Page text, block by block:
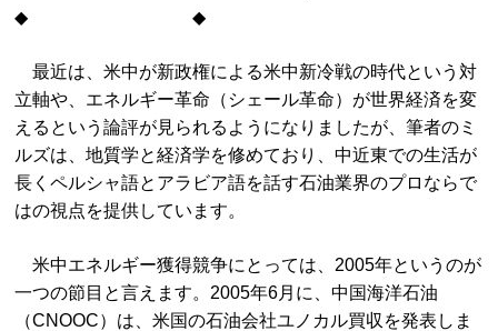
◆ ◆
最近は、米中が新政権による米中新冷戦の時代という対
立軸や、エネルギー革命（シェール革命）が世界経済を変
えるという論評が見られるようになりましたが、筆者のミ
ルズは、地質学と経済学を修めており、中近東での生活が
長くペルシャ語とアラビア語を話す石油業界のプロならで
はの視点を提供しています。
米中エネルギー獲得競争にとっては、2005年というのが
一つの節目と言えます。2005年6月に、中国海洋石油
（CNOOC）は、米国の石油会社ユノカル買収を発表しま